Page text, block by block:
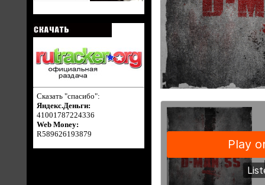
Сказать "спасибо":
Яндекс.Деньги:
41001787224336
Web Money:
R589626193879